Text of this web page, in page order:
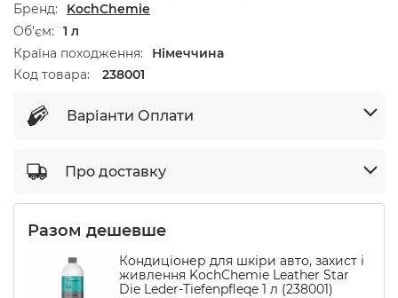
Бренд
KochChemie
Об'єм
1 л
Країна походження
Німеччина
Код товара:
238001
Варіанти Оплати
Про доставку
Разом дешевше
Кондиціонер для шкіри авто, захист і
живлення KochChemie Leather Star
Die Leder-Tiefenpfleqe 1 л (238001)